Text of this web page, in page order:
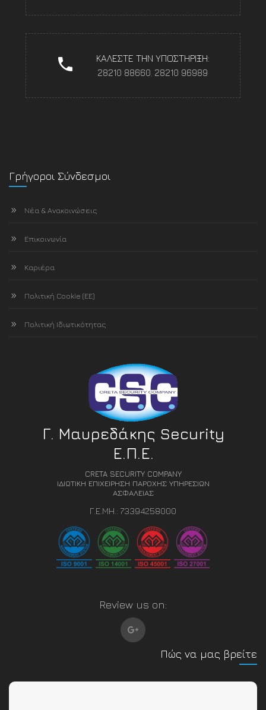
ΚΑΛΕΣΤΕ ΤΗΝ ΥΠΟΣΤΗΡΙΞΗ:
28210 88660 28210 96989
Γρήγοροι Σύνδεσμοι
Νέα & Ανακοινώσεις
Επικοινωνία
Καριέρα
Πολιτική Cookie (ΕΕ)
Πολιτική Ιδιωτικότητας
Γ. Μαυρεδάκης Security
Ε.Π.Ε.
CRETA SECURITY COMPANY
ΙΔΙΩΤΙΚΗ ΕΠΙΧΕΙΡΗΣΗ ΠΑΡΟΧΗΣ ΥΠΗΡΕΣΙΩΝ
ΑΣΦΑΛΕΙΑΣ
Γ.Ε.ΜΗ.: 73394258000
Review us on:
Πώς να μας βρείτε